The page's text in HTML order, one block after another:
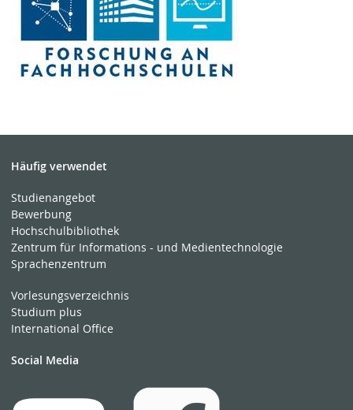
Häufig verwendet
Studienangebot
Bewerbung
Hochschulbibliothek
Zentrum für Informations - und Medientechnologie
Sprachenzentrum
Vorlesungsverzeichnis
Studium plus
International Office
Social Media